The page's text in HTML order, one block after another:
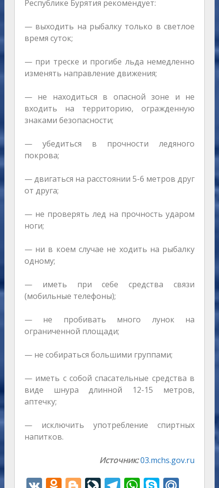
Республике Бурятия рекомендует:
— выходить на рыбалку только в светлое
время суток;
— при треске и прогибе льда немедленно
изменять направление движения;
— не находиться в опасной зоне и не
входить на территорию, огражденную
знаками безопасности;
— убедиться в прочности ледяного
покрова;
— двигаться на расстоянии 5-6 метров друг
от друга;
— не проверять лед на прочность ударом
ноги;
— ни в коем случае не ходить на рыбалку
одному;
— иметь при себе средства связи
(мобильные телефоны);
— не пробивать много лунок на
ограниченной площади;
— не собираться большими группами;
— иметь с собой спасательные средства в
виде шнура длинной 12-15 метров,
аптечку;
— исключить употребление спиртных
напитков.
Источник:03.mchs.gov.ru